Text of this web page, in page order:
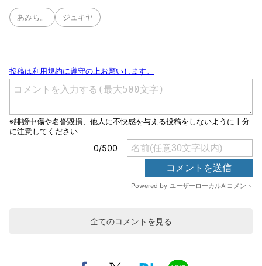
あみち。 ジュキヤ
全てのコメントを見る